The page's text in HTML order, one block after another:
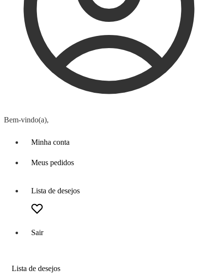
Bem-vindo(a),
Minha conta
Meus pedidos
Lista de desejos
Sair
Lista de desejos